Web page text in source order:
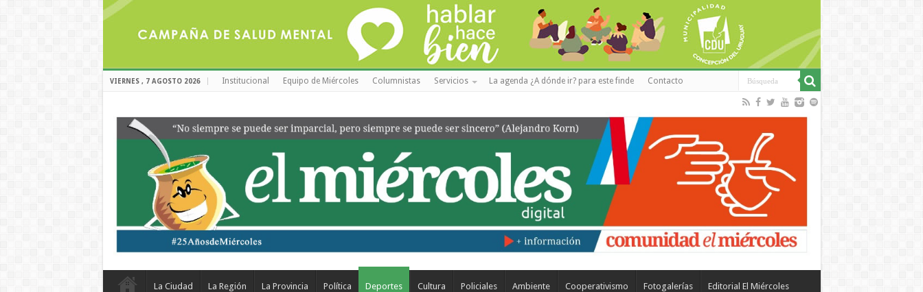
VIERNES , 7 AGOSTO 2026 Institucional Equipo de Miércoles Columnistas Servicios La agenda ¿A dónde ir? para este finde Contacto
La Ciudad La Región La Provincia Política Deportes Cultura Policiales Ambiente Cooperativismo Fotogalerías Editorial El Miércoles